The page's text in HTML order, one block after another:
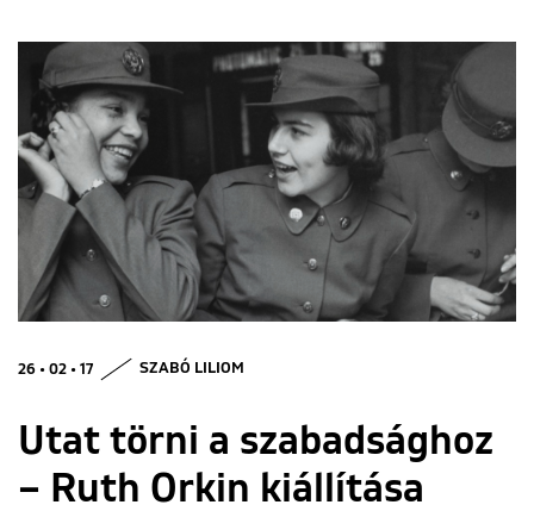
ENGLISH
26 • 02 • 17 SZABÓ LILIOM
Utat törni a szabadsághoz
– Ruth Orkin kiállítása